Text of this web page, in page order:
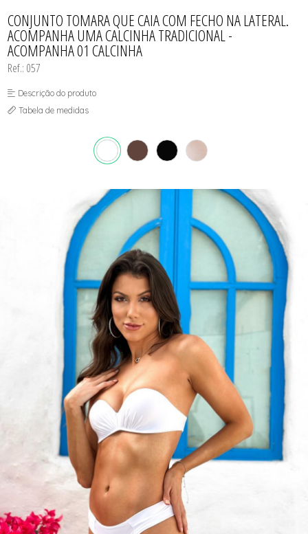
MATERNIDADE
SEM COSTURA
TOP
CONJUNTO TOMARA QUE CAIA COM FECHO NA LATERAL.
ACOMPANHA UMA CALCINHA TRADICIONAL -
ACOMPANHA 01 CALCINHA
Ref.: 057
Descrição do produto
Tabela de medidas